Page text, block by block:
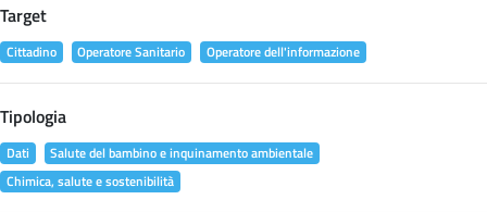
Target
Cittadino Operatore Sanitario Operatore dell'informazione
Tipologia
Dati
Salute del bambino e inquinamento ambientale
Chimica, salute e sostenibilità